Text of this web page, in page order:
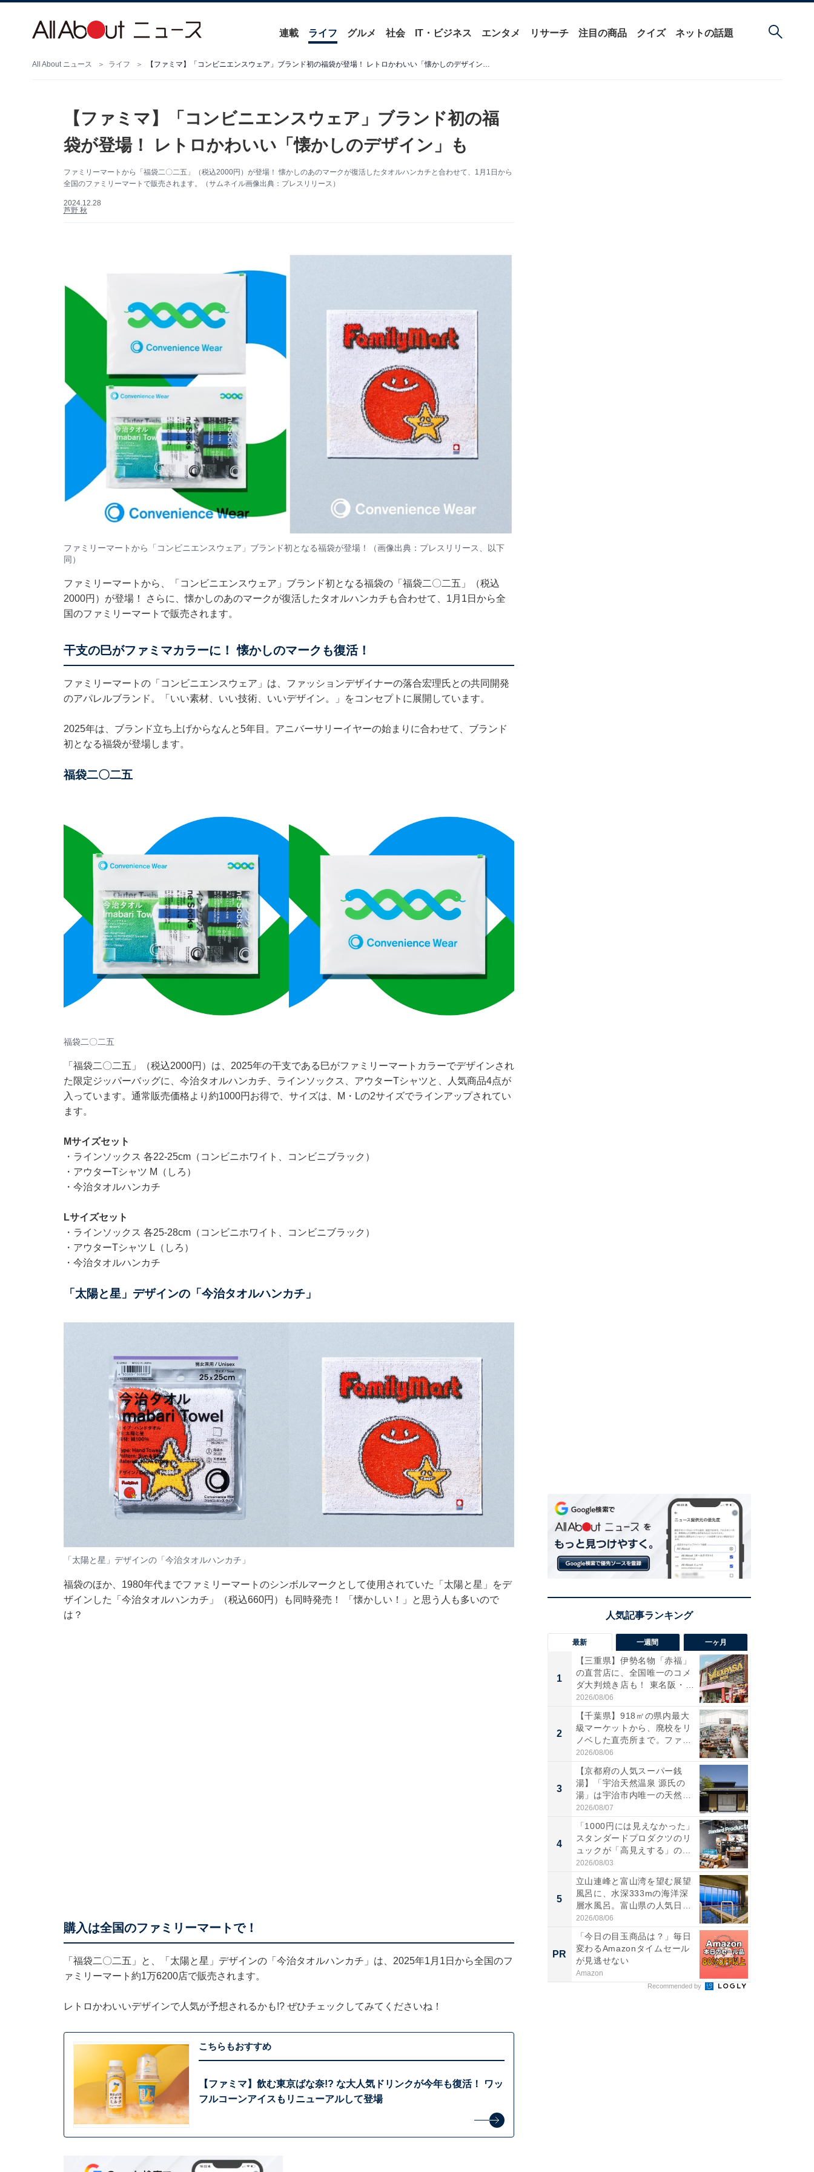
連載 ライフ グルメ 社会 IT・ビジネス エンタメ リサーチ 注目の商品 クイズ ネットの話題
All About ニュース ライフ 【ファミマ】「コンビニエンスウェア」ブランド初の福袋が登場！ レトロかわいい「懐かしのデザイン」も
【ファミマ】「コンビニエンスウェア」ブランド初の福
袋が登場！ レトロかわいい「懐かしのデザイン」も
ファミリーマートから「福袋二〇二五」（税込2000円）が登場！ 懐かしのあのマークが復活したタオルハンカチと合わせて、1月1日から
全国のファミリーマートで販売されます。（サムネイル画像出典：プレスリリース）
2024.12.28
芦野 秋
ファミリーマートから「コンビニエンスウェア」ブランド初となる福袋が登場！（画像出典：プレスリリース、以下
同）
ファミリーマートから、「コンビニエンスウェア」ブランド初となる福袋の「福袋二〇二五」（税込
2000円）が登場！ さらに、懐かしのあのマークが復活したタオルハンカチも合わせて、1月1日から全
国のファミリーマートで販売されます。
干支の巳がファミマカラーに！ 懐かしのマークも復活！
ファミリーマートの「コンビニエンスウェア」は、ファッションデザイナーの落合宏理氏との共同開発
のアパレルブランド。「いい素材、いい技術、いいデザイン。」をコンセプトに展開しています。
2025年は、ブランド立ち上げからなんと5年目。アニバーサリーイヤーの始まりに合わせて、ブランド
初となる福袋が登場します。
福袋二〇二五
福袋二〇二五
「福袋二〇二五」（税込2000円）は、2025年の干支である巳がファミリーマートカラーでデザインされ
た限定ジッパーバッグに、今治タオルハンカチ、ラインソックス、アウターTシャツと、人気商品4点が
入っています。通常販売価格より約1000円お得で、サイズは、M・Lの2サイズでラインアップされてい
ます。
Mサイズセット
・ラインソックス 各22-25cm（コンビニホワイト、コンビニブラック）
・アウターTシャツ M（しろ）
・今治タオルハンカチ
Lサイズセット
・ラインソックス 各25-28cm（コンビニホワイト、コンビニブラック）
・アウターTシャツ L（しろ）
・今治タオルハンカチ
「太陽と星」デザインの「今治タオルハンカチ」
「太陽と星」デザインの「今治タオルハンカチ」
福袋のほか、1980年代までファミリーマートのシンボルマークとして使用されていた「太陽と星」をデ
ザインした「今治タオルハンカチ」（税込660円）も同時発売！ 「懐かしい！」と思う人も多いので
は？
購入は全国のファミリーマートで！
「福袋二〇二五」と、「太陽と星」デザインの「今治タオルハンカチ」は、2025年1月1日から全国のフ
ァミリーマート約1万6200店で販売されます。
レトロかわいいデザインで人気が予想されるかも!? ぜひチェックしてみてくださいね！
こちらもおすすめ
【ファミマ】飲む東京ばな奈!? な大人気ドリンクが今年も復活！ ワッ
フルコーンアイスもリニューアルして登場
最新 一週間 一ヶ月
1
【三重県】伊勢名物「赤福」
の直営店に、全国唯一のコメ
ダ大判焼き店も！ 東名阪・
伊...
2026/08/06
2
【千葉県】918㎡の県内最大
級マーケットから、廃校をリ
ノベした直売所まで。ファ
ー...
2026/08/06
3
【京都府の人気スーパー銭
湯】「宇治天然温泉 源氏の
湯」は宇治市内唯一の天然温
泉と...
2026/08/07
4
「1000円には見えなかった」
スタンダードプロダクツのリ
ュックが「高見えする」の...
2026/08/03
5
立山連峰と富山湾を望む展望
風呂に、水深333mの海洋深
層水風呂。富山県の人気日
帰...
2026/08/06
PR
「今日の目玉商品は？」毎日
変わるAmazonタイムセール
が見逃せない
Amazon
Recommended by